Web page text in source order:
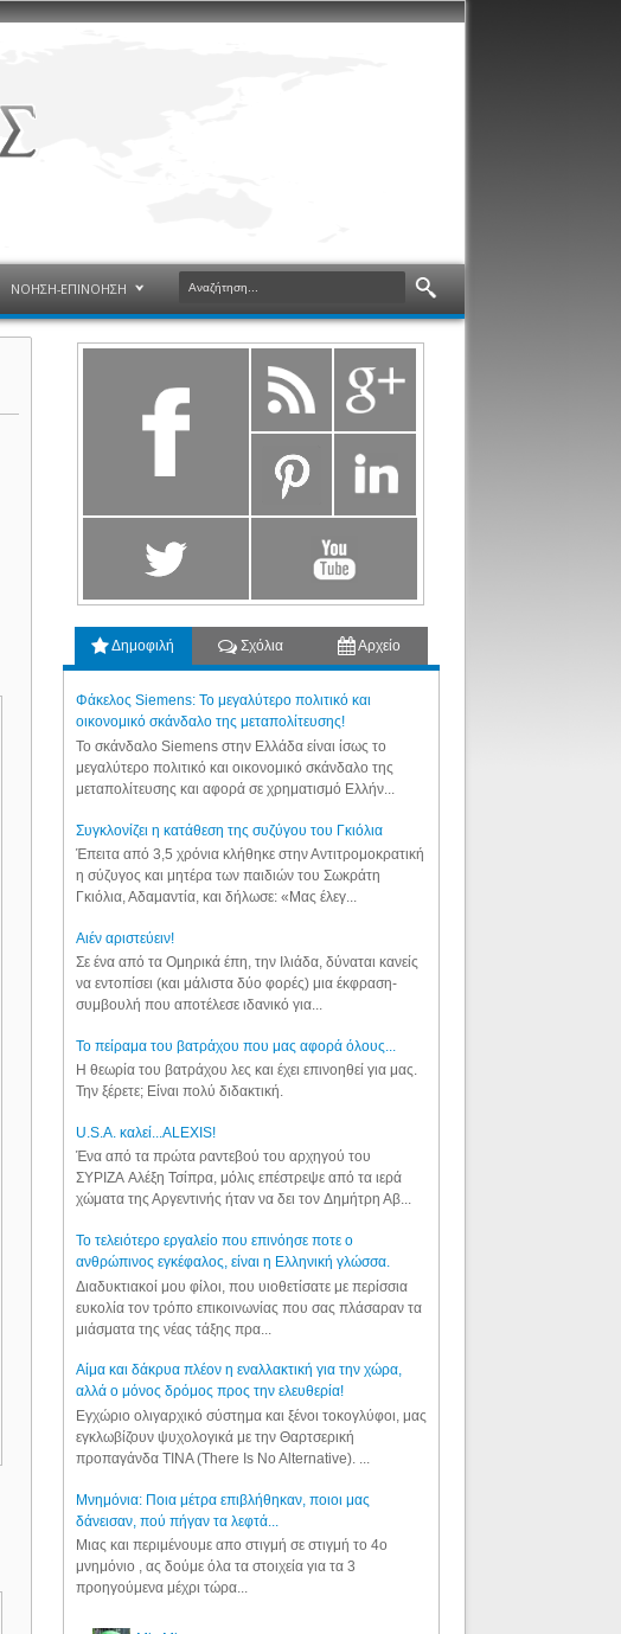
ΝΟΗΣΗ-ΕΠΙΝΟΗΣΗ
Δημοφιλή Σχόλια Αρχείο
Φάκελος Siemens: Το μεγαλύτερο πολιτικό και
οικονομικό σκάνδαλο της μεταπολίτευσης!
Το σκάνδαλο Siemens στην Ελλάδα είναι ίσως το
μεγαλύτερο πολιτικό και οικονομικό σκάνδαλο της
μεταπολίτευσης και αφορά σε χρηματισμό Ελλήν...
Συγκλονίζει η κατάθεση της συζύγου του Γκιόλια
Έπειτα από 3,5 χρόνια κλήθηκε στην Αντιτρομοκρατική
η σύζυγος και μητέρα των παιδιών του Σωκράτη
Γκιόλια, Αδαμαντία, και δήλωσε: «Μας έλεγ...
Aιέν αριστεύειν!
Σε ένα από τα Ομηρικά έπη, την Ιλιάδα, δύναται κανείς
να εντοπίσει (και μάλιστα δύο φορές) μια έκφραση-
συμβουλή που αποτέλεσε ιδανικό για...
Το πείραμα του βατράχου που μας αφορά όλους...
Η θεωρία του βατράχου λες και έχει επινοηθεί για μας.
Την ξέρετε; Είναι πολύ διδακτική.
U.S.A. καλεί...ALEXIS!
Ένα από τα πρώτα ραντεβού του αρχηγού του
ΣΥΡΙΖΑ Αλέξη Τσίπρα, μόλις επέστρεψε από τα ιερά
χώματα της Αργεντινής ήταν να δει τον Δημήτρη Αβ...
Το τελειότερο εργαλείο που επινόησε ποτε ο
ανθρώπινος εγκέφαλος, είναι η Ελληνική γλώσσα.
Διαδυκτιακοί μου φίλοι, που υιοθετίσατε με περίσσια
ευκολία τον τρόπο επικοινωνίας που σας πλάσαραν τα
μιάσματα της νέας τάξης πρα...
Αίμα και δάκρυα πλέον η εναλλακτική για την χώρα,
αλλά ο μόνος δρόμος προς την ελευθερία!
Εγχώριο ολιγαρχικό σύστημα και ξένοι τοκογλύφοι, μας
εγκλωβίζουν ψυχολογικά με την Θαρτσερική
προπαγάνδα TINA (There Is No Alternative). ...
Μνημόνια: Ποια μέτρα επιβλήθηκαν, ποιοι μας
δάνεισαν, πού πήγαν τα λεφτά...
Μιας και περιμένουμε απο στιγμή σε στιγμή το 4ο
μνημόνιο , ας δούμε όλα τα στοιχεία για τα 3
προηγούμενα μέχρι τώρα...